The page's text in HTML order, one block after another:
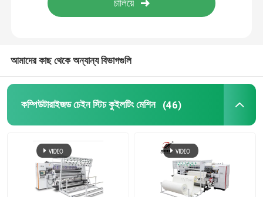
আমাদের কাছ থেকে অন্যান্য বিভাগগুলি
কম্পিউটারাইজড চেইন স্টিচ কুইলটিং মেশিন (46)